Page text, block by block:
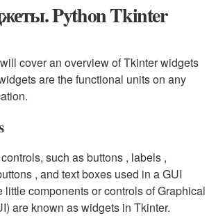
Python Tkinter
cover an overview of Tkinter widgets
are the functional units on any
such as buttons , labels ,
, and text boxes used in a GUI
components or controls of Graphical
are known as widgets in Tkinter.